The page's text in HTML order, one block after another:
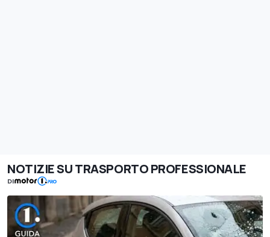
NOTIZIE SU TRASPORTO PROFESSIONALE
DI